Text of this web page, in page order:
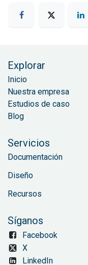
Explorar
Inicio
Nuestra empresa
Estudios de caso
Blog
Servicios
Documentación
Diseño
Recursos
Síganos
Facebook
X
LinkedIn